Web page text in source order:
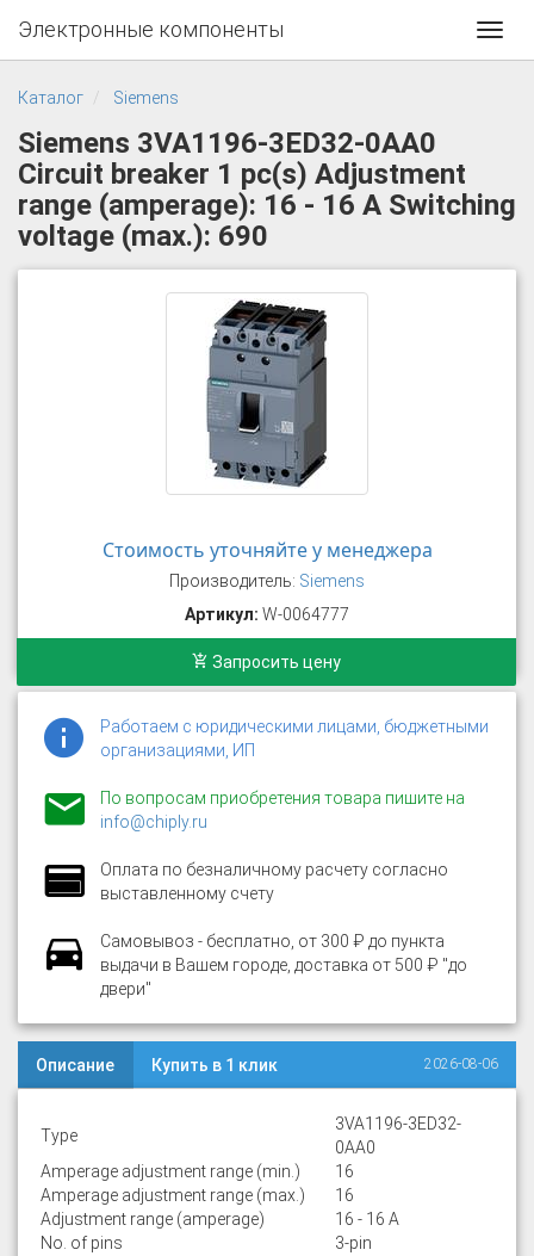
Электронные компоненты
Каталог Siemens
Siemens 3VA1196-3ED32-0AA0
Circuit breaker 1 pc(s) Adjustment
range (amperage): 16 - 16 A Switching
voltage (max.): 690
Стоимость уточняйте у менеджера
Производитель: Siemens
Артикул: W-0064777
Запросить цену
Работаем с юридическими лицами, бюджетными
организациями, ИП
По вопросам приобретения товара пишите на
info@chiply.ru
Оплата по безналичному расчету согласно
выставленному счету
Самовывоз - бесплатно, от 300 ₽ до пункта
выдачи в Вашем городе, доставка от 500 ₽ "до
двери"
Описание Купить в 1 клик 2026-08-06
Type
3VA1196-3ED32-
0AA0
Amperage adjustment range (min.)
16
Amperage adjustment range (max.)
16
Adjustment range (amperage)
16 - 16 A
No. of pins
3-pin